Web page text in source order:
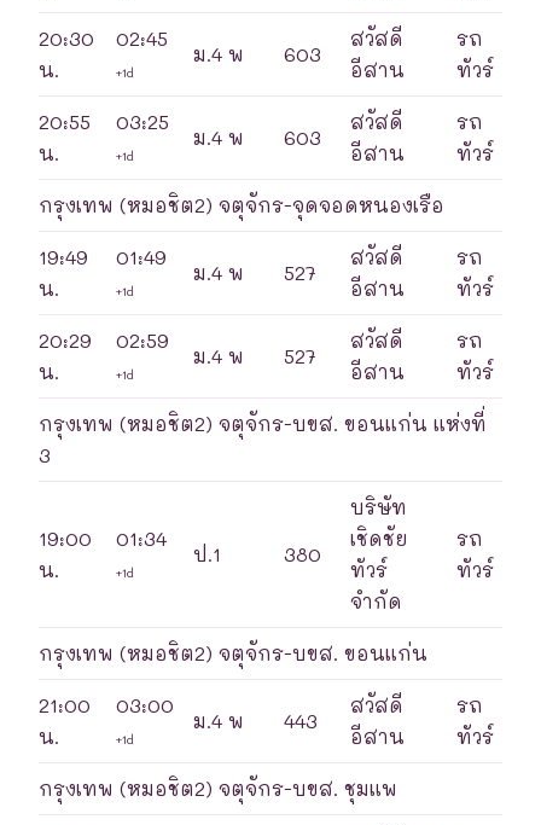
20:30
น.
02:45
+1d
ม.4 พ 603
สวัสดี
อีสาน
รถ
ทัวร์
20:55
น.
03:25
+1d
ม.4 พ 603
สวัสดี
อีสาน
รถ
ทัวร์
กรุงเทพ (หมอชิต2) จตุจักร-จุดจอดหนองเรือ
19:49
น.
01:49
+1d
ม.4 พ 527
สวัสดี
อีสาน
รถ
ทัวร์
20:29
น.
02:59
+1d
ม.4 พ 527
สวัสดี
อีสาน
รถ
ทัวร์
กรุงเทพ (หมอชิต2) จตุจักร-บขส. ขอนแก่น แห่งที่
3
19:00
น.
01:34
+1d
ป.1 380
บริษัท
เชิดชัย
ทัวร์
จำกัด
รถ
ทัวร์
กรุงเทพ (หมอชิต2) จตุจักร-บขส. ขอนแก่น
21:00
น.
03:00
+1d
ม.4 พ 443
สวัสดี
อีสาน
รถ
ทัวร์
กรุงเทพ (หมอชิต2) จตุจักร-บขส. ชุมแพ